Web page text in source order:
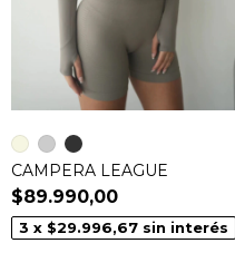
CAMPERA LEAGUE
$89.990,00
3 x $29.996,67 sin interés